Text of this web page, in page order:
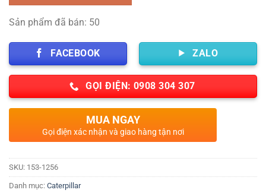
Sản phẩm đã bán: 50
FACEBOOK ZALO
GỌI ĐIỆN: 0908 304 307
MUA NGAY
Gọi điện xác nhận và giao hàng tận nơi
SKU: 153-1256
Danh mục: Caterpillar